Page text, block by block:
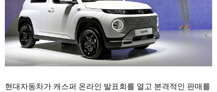
현대자동차가 캐스퍼 온라인 발표회를 열고 본격적인 판매를